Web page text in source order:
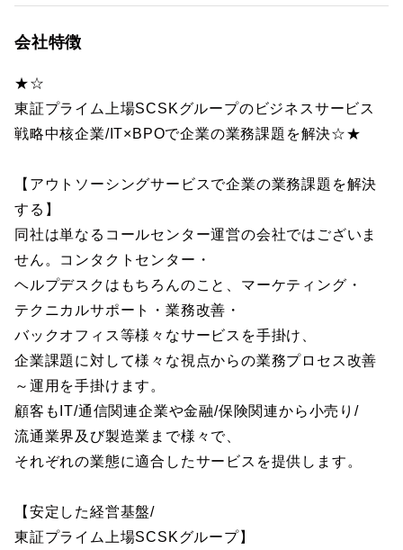
会社特徴
★☆
東証プライム上場SCSKグループのビジネスサービス
戦略中核企業/IT×BPOで企業の業務課題を解決☆★
【アウトソーシングサービスで企業の業務課題を解決
する】
同社は単なるコールセンター運営の会社ではございま
せん。コンタクトセンター・
ヘルプデスクはもちろんのこと、マーケティング・
テクニカルサポート・業務改善・
バックオフィス等様々なサービスを手掛け、
企業課題に対して様々な視点からの業務プロセス改善
～運用を手掛けます。
顧客もIT/通信関連企業や金融/保険関連から小売り/
流通業界及び製造業まで様々で、
それぞれの業態に適合したサービスを提供します。
【安定した経営基盤/
東証プライム上場SCSKグループ】